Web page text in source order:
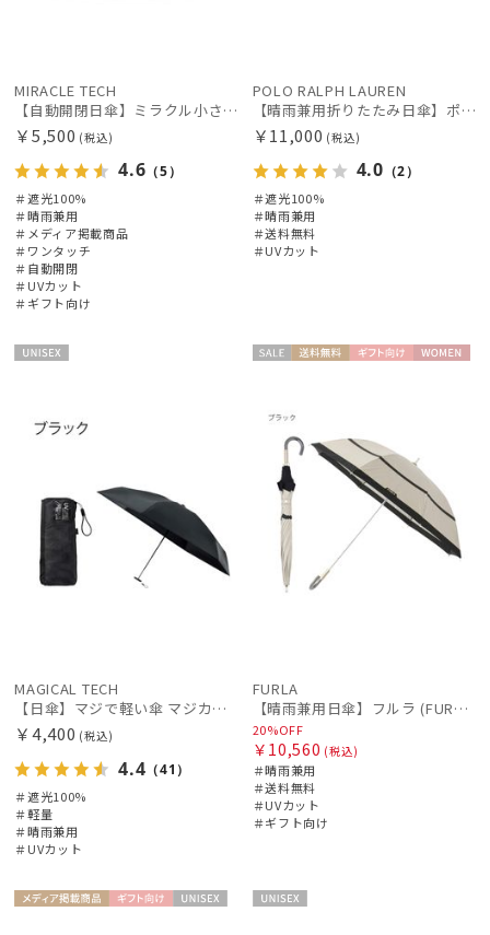
MIRACLE TECH
【自動開閉日傘】ミラクル小さい傘 ミラクルテックプロ (MIRACLE TECH Pro) 晴雨兼用 遮光100 ワンタッチ開閉
￥5,500 (税込)
4.6 （5）
＃遮光100%
＃晴雨兼用
＃メディア掲載商品
＃ワンタッチ
＃自動開閉
＃UVカット
＃ギフト向け
POLO RALPH LAUREN
【晴雨兼用折りたたみ日傘】ポロ ラルフ ローレン (POLO RALPH LAUREN) ポロベア 遮光100% UVメンズ日傘 簡単開閉
￥11,000 (税込)
4.0 （2）
＃遮光100%
＃晴雨兼用
＃送料無料
＃UVカット
MAGICAL TECH
【日傘】マジで軽い傘 マジカルテックプロテクション(MAGICAL TECH PROTECTION)5flat 晴雨兼用傘折りたたみ日傘 一級遮光100% UV 軽量 コンパクト持ち運びに便利 人気
￥4,400 (税込)
4.4 （41）
＃遮光100%
＃軽量
＃晴雨兼用
＃UVカット
FURLA
【晴雨兼用日傘】フルラ (FURLA) 切り継ぎグログラン 一級遮光99.99％ 遮熱 UV 晴雨兼用 送料無料 可愛い
20%OFF
￥10,560 (税込)
＃晴雨兼用
＃送料無料
＃UVカット
＃ギフト向け